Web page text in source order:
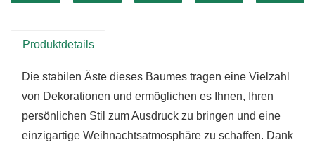
zu einem wunderschönen Mittelpunkt jeder
Weihnachtsdekoration. Dank seiner einfachen
Montage lässt er sich schnell und unkompliziert
in Ihrem Zuhause aufstellen – ob auf einem
Tisch, dem Kaminsims oder als Teil einer
Produktdetails
Die stabilen Äste dieses Baumes tragen eine Vielzahl
von Dekorationen und ermöglichen es Ihnen, Ihren
persönlichen Stil zum Ausdruck zu bringen und eine
einzigartige Weihnachtsatmosphäre zu schaffen. Dank